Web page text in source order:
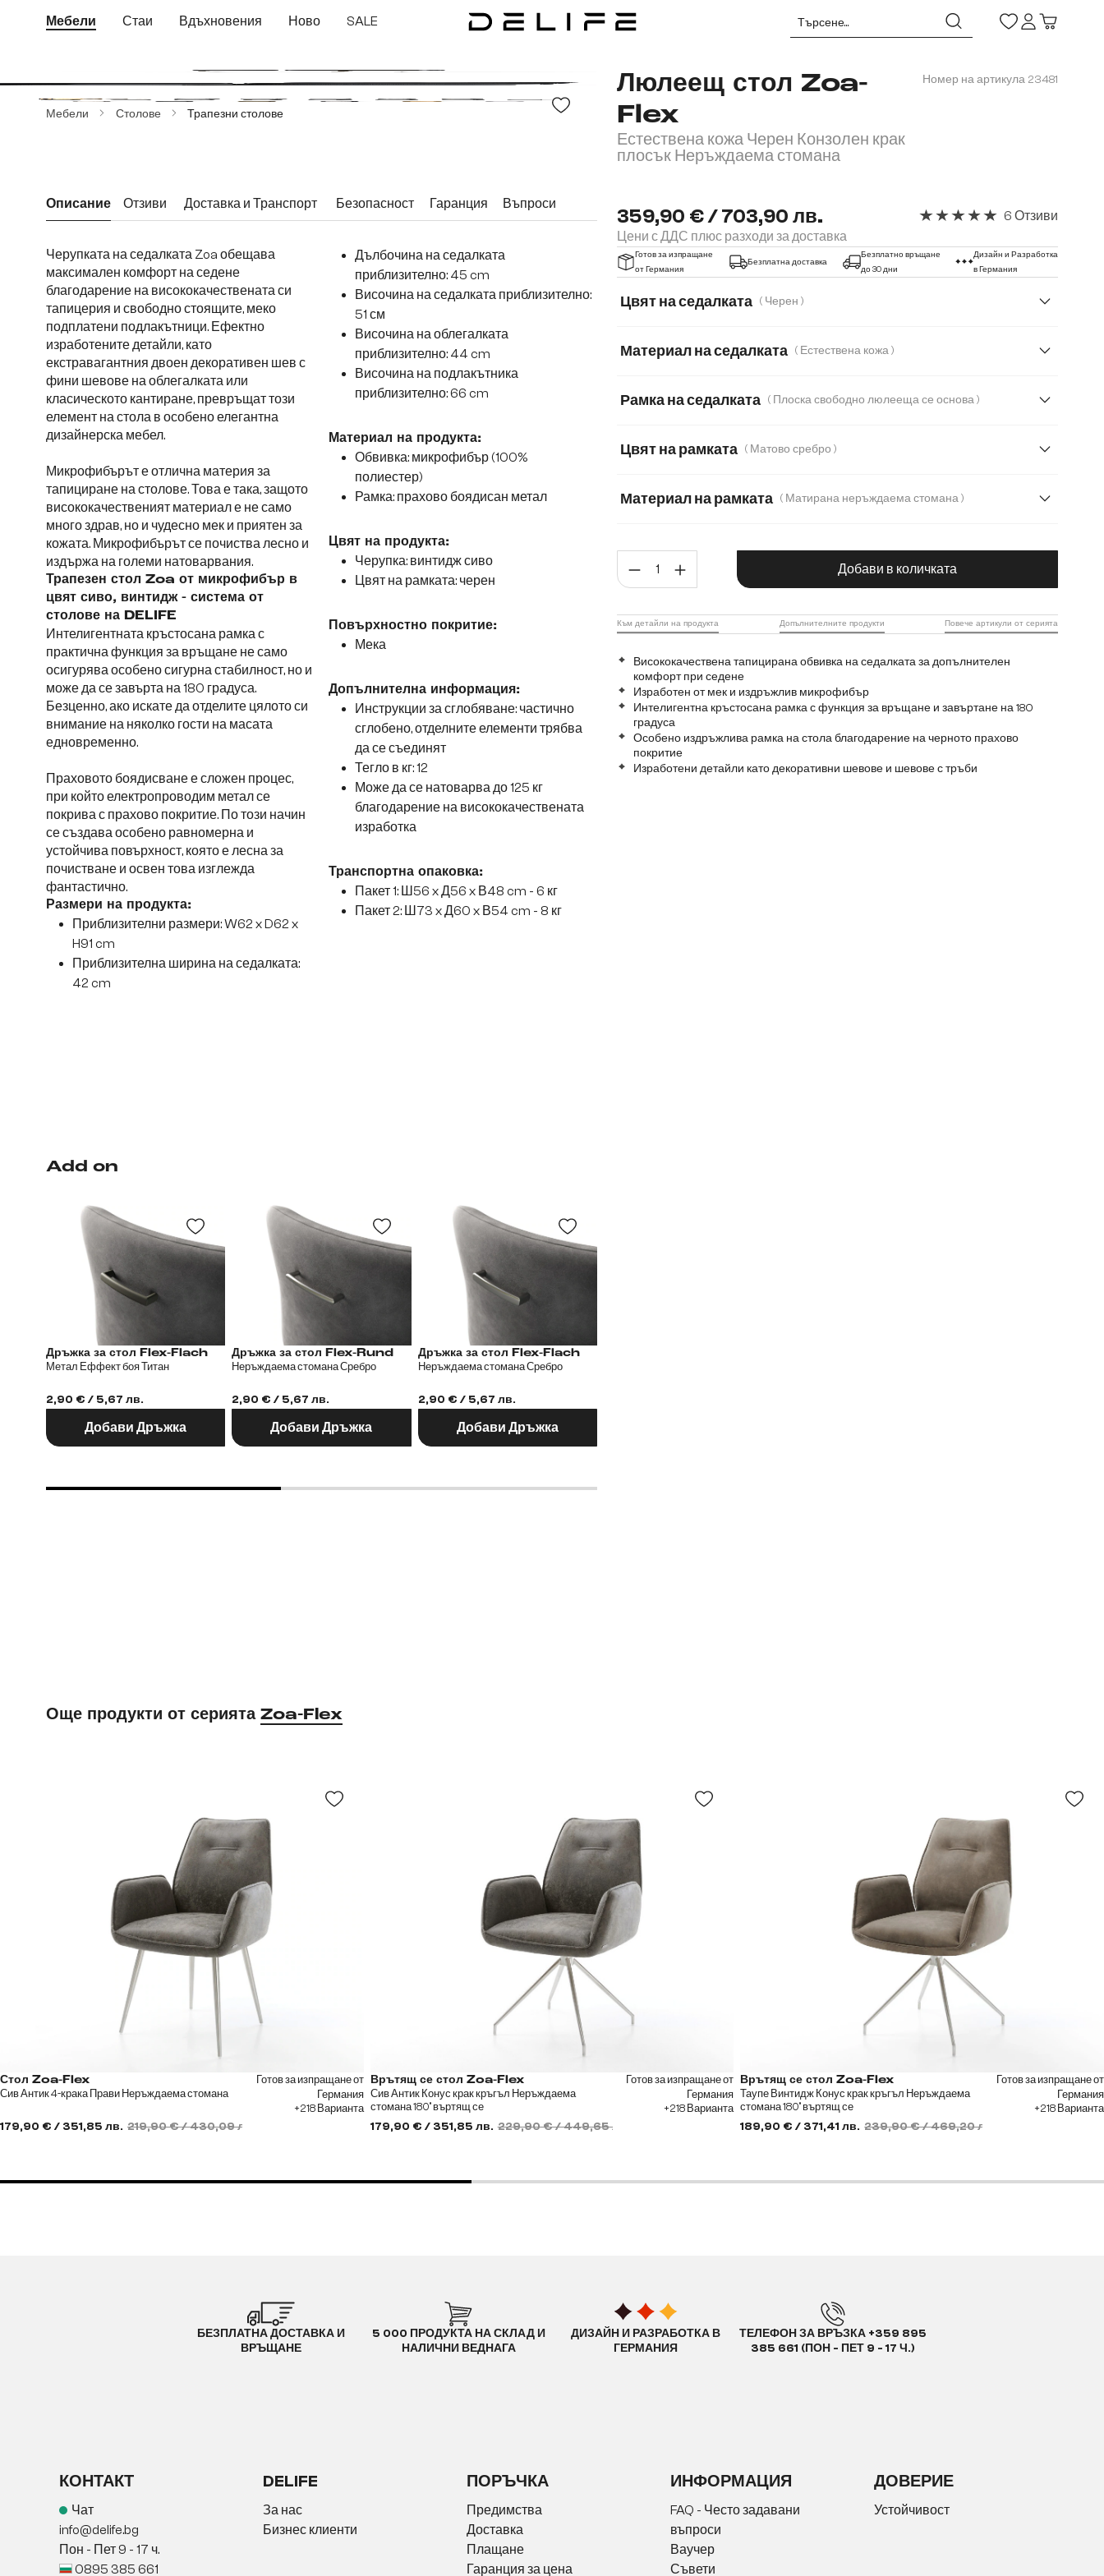
към основното съдържание
Преминете към търсенето
Преминете към основната навигация
Мебели Стаи Вдъхновения Ново SALE
Мебели Столове Трапезни столове
Люлеещ стол Zoa-
Flex
Естествена кожа Черен Конзолен крак
плосък Неръждаема стомана
Номер на артикула 23481
359,90 € / 703,90 лв.
Цени с ДДС плюс разходи за доставка
6 Отзиви
Готов за изпращане
от Германия
Безплатна доставка
Безплатно връщане
до 30 дни
Дизайн и Разработка
в Германия
Цвят на седалката ( Черен )
Материал на седалката ( Естествена кожа )
Мека тъкана материя Меко букле
Мек текстилен плат с текстура Плюш
Рамка на седалката ( Плоска свободно люлееща се основа )
Цвят на рамката ( Матово сребро )
Материал на рамката ( Матирана неръждаема стомана )
Графитена неръждаема стомана Дърво Метал
Количество на продукта: Въведете
Добави в количката
Висококачествена тапицирана обвивка на седалката за допълнителен
комфорт при седене
Изработен от мек и издръжлив микрофибър
Интелигентна кръстосана рамка с функция за връщане и завъртане на 180
градуса
Особено издръжлива рамка на стола благодарение на черното прахово
покритие
Изработени детайли като декоративни шевове и шевове с тръби
Към детайли на продукта Допълнителните продукти Повече артикули от серията
Описание Отзиви Доставка и Транспорт Безопасност Гаранция Въпроси
Черупката на седалката Zoa обещава
максимален комфорт на седене
благодарение на висококачествената си
тапицерия и свободно стоящите, меко
подплатени подлакътници. Ефектно
изработените детайли, като
екстравагантния двоен декоративен шев с
фини шевове на облегалката или
класическото кантиране, превръщат този
елемент на стола в особено елегантна
дизайнерска мебел.
Микрофибърът е отлична материя за
тапициране на столове. Това е така, защото
висококачественият материал е не само
много здрав, но и чудесно мек и приятен за
кожата. Микрофибърът се почиства лесно и
издържа на големи натоварвания.
Трапезен стол Zoa от микрофибър в
цвят сиво, винтидж - система от
столове на DELIFE
Интелигентната кръстосана рамка с
практична функция за връщане не само
осигурява особено сигурна стабилност, но и
може да се завърта на 180 градуса.
Безценно, ако искате да отделите цялото си
внимание на няколко гости на масата
едновременно.
Праховото боядисване е сложен процес,
при който електропроводим метал се
покрива с прахово покритие. По този начин
се създава особено равномерна и
устойчива повърхност, която е лесна за
почистване и освен това изглежда
фантастично.
Размери на продукта:
Приблизителни размери: W62 x D62 x
H91 cm
Приблизителна ширина на седалката:
42 cm
Дълбочина на седалката
приблизително: 45 cm
Височина на седалката приблизително:
51 см
Височина на облегалката
приблизително: 44 cm
Височина на подлакътника
приблизително: 66 cm
Материал на продукта:
Обвивка: микрофибър (100%
полиестер)
Рамка: прахово боядисан метал
Цвят на продукта:
Черупка: винтидж сиво
Цвят на рамката: черен
Повърхностно покритие:
Мека
Допълнителна информация:
Инструкции за сглобяване: частично
сглобено, отделните елементи трябва
да се съединят
Тегло в кг: 12
Може да се натоварва до 125 кг
благодарение на висококачествената
изработка
Транспортна опаковка:
Пакет 1: Ш56 x Д56 x В48 cm - 6 кг
Пакет 2: Ш73 x Д60 x В54 cm - 8 кг
Add on
Дръжка за стол Flex-Flach
Метал Еффект боя Титан
2,90 € / 5,67 лв.
Добави Дръжка
Дръжка за стол Flex-Rund
Неръждаема стомана Сребро
2,90 € / 5,67 лв.
Добави Дръжка
Дръжка за стол Flex-Flach
Неръждаема стомана Сребро
2,90 € / 5,67 лв.
Добави Дръжка
Още продукти от серията Zoa-Flex
Стол Zoa-Flex
Сив Антик 4-крака Прави Неръждаема стомана
179,90 € / 351,85 лв. 219,90 € / 430,09 лв.
Готов за изпращане от
Германия
+218 Варианта
Врътящ се стол Zoa-Flex
Сив Антик Конус крак кръгъл Неръждаема
стомана 180° въртящ се
179,90 € / 351,85 лв. 229,90 € / 449,65 лв.
Готов за изпращане от
Германия
+218 Варианта
Врътящ се стол Zoa-Flex
Таупе Винтидж Конус крак кръгъл Неръждаема
стомана 180° въртящ се
189,90 € / 371,41 лв. 239,90 € / 469,20 лв.
Готов за изпращане от
Германия
+218 Варианта
БЕЗПЛАТНА ДОСТАВКА И
ВРЪЩАНЕ
5 000 ПРОДУКТА НА СКЛАД И
НАЛИЧНИ ВЕДНАГА
ДИЗАЙН И РАЗРАБОТКА В
ГЕРМАНИЯ
ТЕЛЕФОН ЗА ВРЪЗКА +359 895
385 661 (ПОН - ПЕТ 9 - 17 Ч.)
КОНТАКТ
Чат
info@delife.bg
Пон - Пет 9 - 17 ч.
0895 385 661
DELIFE
За нас
Бизнес клиенти
ПОРЪЧКА
Предимства
Доставка
Плащане
Гаранция за цена
ИНФОРМАЦИЯ
FAQ - Често задавани
въпроси
Ваучер
Съвети
ДОВЕРИЕ
Устойчивост